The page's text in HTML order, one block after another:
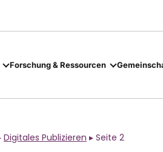
Forschung & Ressourcen
Digitales Publizieren ▸ Seite 2